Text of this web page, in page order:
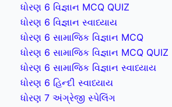
ધોરણ 6 વિજ્ઞાન MCQ QUIZ
ધોરણ 6 વિજ્ઞાન સ્વાધ્યાય
ધોરણ 6 સામાજિક વિજ્ઞાન MCQ
ધોરણ 6 સામાજિક વિજ્ઞાન MCQ QUIZ
ધોરણ 6 સામાજિક વિજ્ઞાન સ્વાધ્યાય
ધોરણ 6 હિન્દી સ્વાધ્યાય
ધોરણ 7 અંગ્રેજી સ્પેલિંગ